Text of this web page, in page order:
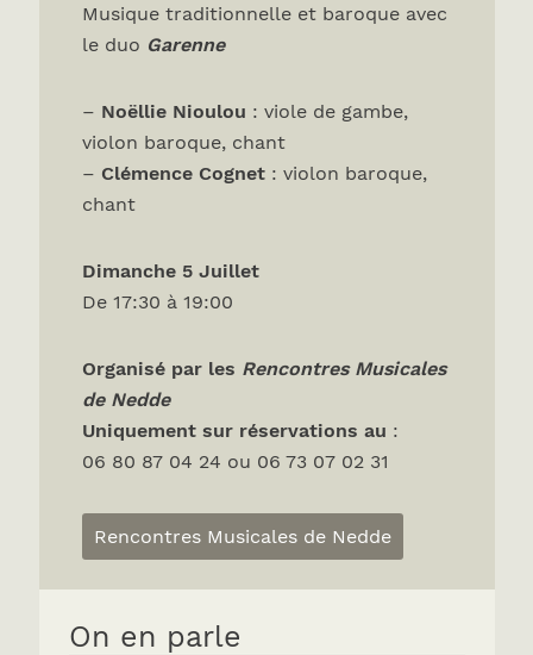
Musique traditionnelle et baroque avec
le duo Garenne
– Noëllie Nioulou : viole de gambe,
violon baroque, chant
– Clémence Cognet: violon baroque,
chant
Dimanche 5 Juillet
De 17:30 à 19:00
Organisé par les Rencontres Musicales
de Nedde
Uniquement sur réservations au :
06 80 87 04 24 ou 06 73 07 02 31
Rencontres Musicales de Nedde
On en parle